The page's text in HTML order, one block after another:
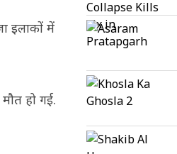
इलाकों में
हो गई.